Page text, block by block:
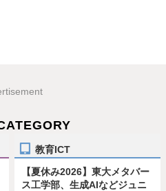
教育ICT
【夏休み2026】東大メタバー
ス工学部、生成AIなどジュニ